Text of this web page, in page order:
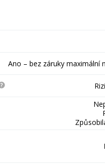
Ano – bez záruky maximální